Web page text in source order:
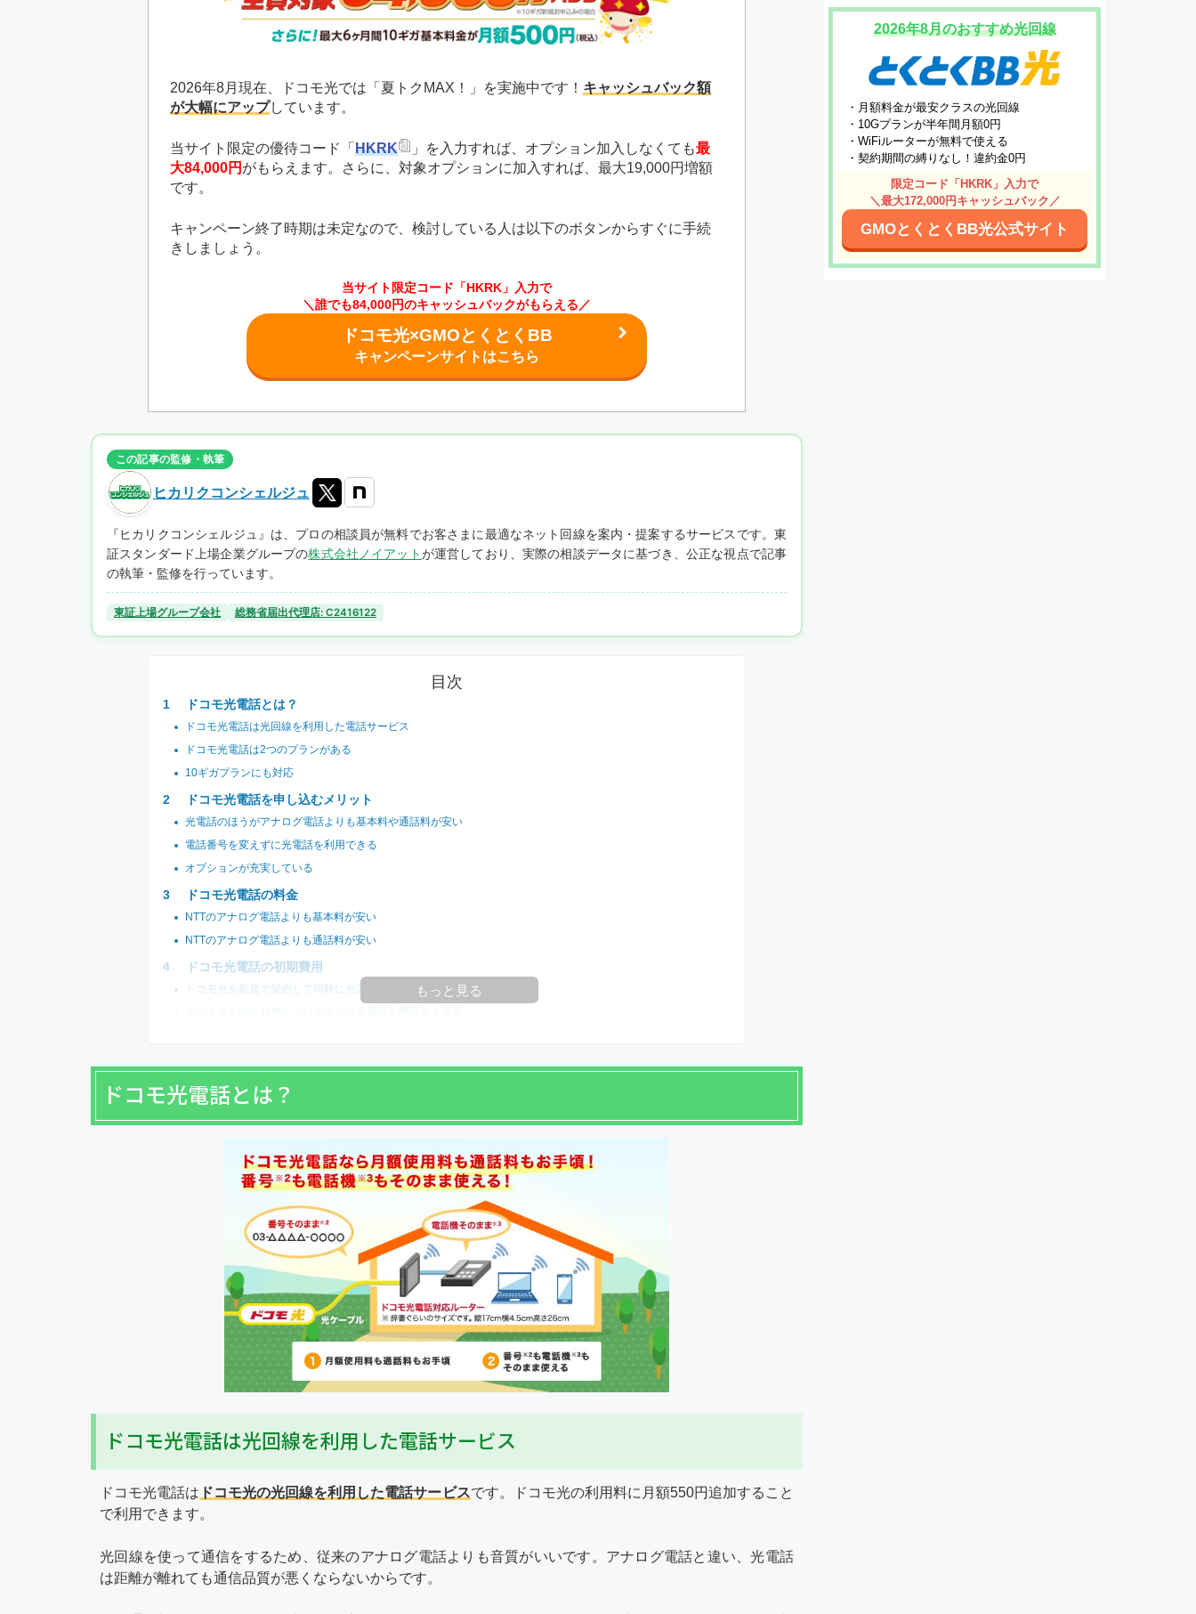
2026年8月現在、ドコモ光では「夏トクMAX！」を実施中です！ キャッシュバック額
が大幅にアップしています。
当サイト限定の優待コード「 HKRK 」を入力すれば、オプション加入しなくても最
大84,000円 がもらえます。さらに、対象オプションに加入すれば、最大19,000円増額
です。
キャンペーン終了時期は未定なので、検討している人は以下のボタンからすぐに手続
きしましょう。
当サイト限定コード「HKRK」入力で
＼誰でも84,000円のキャッシュバックがもらえる／
ドコモ光×GMOとくとくBB
キャンペーンサイトはこちら
この記事の監修・執筆
ヒカリクコンシェルジュ
『ヒカリクコンシェルジュ』は、プロの相談員が無料でお客さまに最適なネット回線を案内・提案するサービスです。東
証スタンダード上場企業グループの株式会社ノイアットが運営しており、実際の相談データに基づき、公正な視点で記事
の執筆・監修を行っています。
東証上場グループ会社 総務省届出代理店: C2416122
目次
ドコモ光電話とは？
ドコモ光電話は光回線を利用した電話サービス
ドコモ光電話は2つのプランがある
10ギガプランにも対応
ドコモ光電話を申し込むメリット
光電話のほうがアナログ電話よりも基本料や通話料が安い
電話番号を変えずに光電話を利用できる
オプションが充実している
ドコモ光電話の料金
NTTのアナログ電話よりも基本料が安い
NTTのアナログ電話よりも通話料が安い
ドコモ光電話の初期費用
ドコモ光を新規で契約して同時に光電話を申し込む場合
もっと見る
ドコモ光電話とは？
ドコモ光電話は光回線を利用した電話サービス
ドコモ光電話は ドコモ光の光回線を利用した電話サービスです。ドコモ光の利用料に月額550円追加すること
で利用できます。
光回線を使って通信をするため、従来のアナログ電話よりも音質がいいです。アナログ電話と違い、光電話
は距離が離れても通信品質が悪くならないからです。
2026年8月のおすすめ光回線
・月額料金が最安クラスの光回線
・10Gプランが半年間月額0円
・WiFiルーターが無料で使える
・契約期間の縛りなし！違約金0円
限定コード「HKRK」入力で
＼最大172,000円キャッシュバック／
GMOとくとくBB光公式サイト